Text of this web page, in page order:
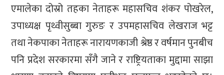
एमालेका दोस्रो तहका नेताहरू महासचिव शंकर पोखरेल,
उपाध्यक्ष पृथ्वीसुब्बा गुरुङ र उपमहासचिव लेखराज भट्ट
तथा नेकपाका नेताहरू नारायणकाजी श्रेष्ठ र वर्षमान पुनबीच
पनि प्रदेश सरकारमा सँगै जाने र राष्ट्रियताका मुद्दामा साझा